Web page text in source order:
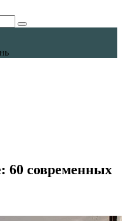
60 современных